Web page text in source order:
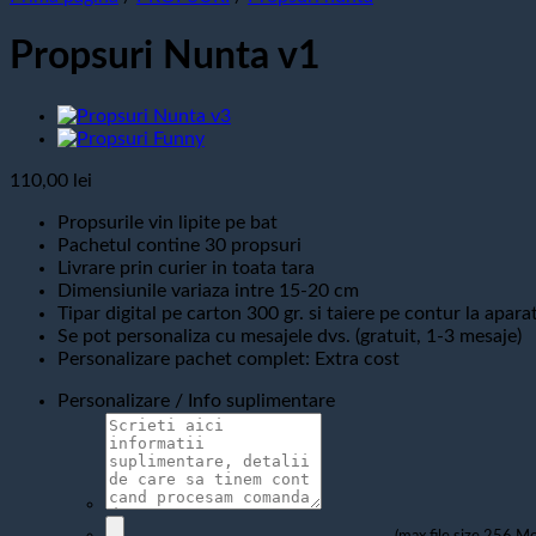
Propsuri Nunta v1
110,00 lei
Propsurile vin lipite pe bat
Pachetul contine 30 propsuri
Livrare prin curier in toata tara
Dimensiunile variaza intre 15-20 cm
Tipar digital pe carton 300 gr. si taiere pe contur la
Se pot personaliza cu mesajele dvs. (gratuit, 1-3 mesaje)
Personalizare pachet complet: Extra cost
Personalizare / Info suplimentare